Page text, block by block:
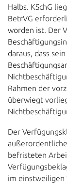
Halbs. KSchG
BetrVG
worden ist. Der
daraus, dass
Rahmen der
überwiegt
Der
befristeten
im einstweiligen